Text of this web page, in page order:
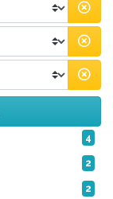
4
2
2